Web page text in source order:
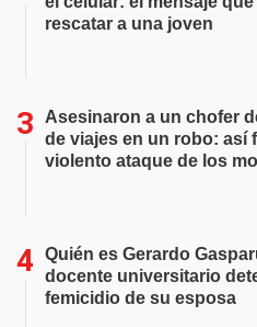
rescatar a una joven
Asesinaron a un chofer
de viajes en un robo: así
violento ataque de los
Quién es Gerardo
docente universitario
femicidio de su esposa